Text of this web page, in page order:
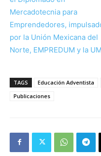
TAGS Educación Adventista
Publicaciones